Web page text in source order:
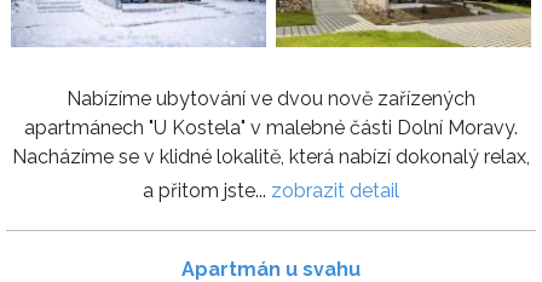
Nabízíme ubytování ve dvou nově zařízených
apartmánech "U Kostela" v malebné části Dolní Moravy.
Nacházíme se v klidné lokalitě, která nabízí dokonalý relax,
a přitom jste... zobrazit detail
Apartmán u svahu